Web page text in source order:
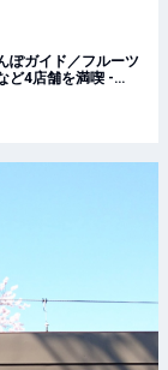
ぽガイド／フルーツ
ど4店舗を満喫 -